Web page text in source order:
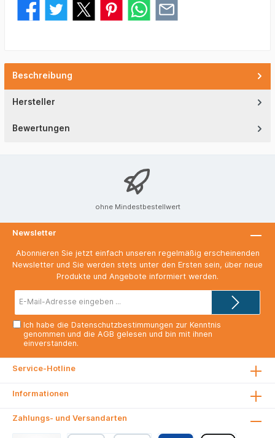
Beschreibung
Hersteller
Bewertungen
ohne Mindestbestellwert
Newsletter
Abonnieren Sie jetzt einfach unseren regelmäßig erscheinenden
Newsletter und Sie werden stets unter den Ersten sein, über neue
Produkte und Angebote informiert werden.
Mail-
Ich habe die Datenschutzbestimmungen zur Kenntnis
genommen und die AGB gelesen und bin mit ihnen
einverstanden.
Service-Hotline
Informationen
Zahlungs- und Versandarten